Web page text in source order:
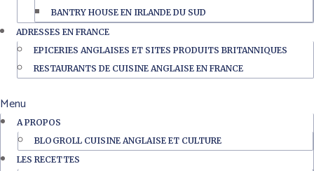
BANTRY HOUSE EN IRLANDE DU SUD
ADRESSES EN FRANCE
EPICERIES ANGLAISES ET SITES PRODUITS BRITANNIQUES
RESTAURANTS DE CUISINE ANGLAISE EN FRANCE
Menu
A PROPOS
BLOGROLL CUISINE ANGLAISE ET CULTURE
LES RECETTES